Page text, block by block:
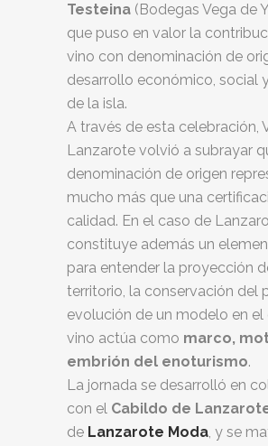
Testeina (Bodegas Vega de
que puso en valor la
vino con denominación de
desarrollo económico, social
de la isla.
A través de esta celebración,
Lanzarote volvió a subrayar
denominación de origen
mucho más que una
calidad. En el caso de
constituye además un
para entender la proyección
territorio, la conservación del
evolución de un modelo en el
vino actúa como marco,
embrión del enoturismo.
La jornada se desarrolló en
con el Cabildo de
de Lanzarote Moda, y se